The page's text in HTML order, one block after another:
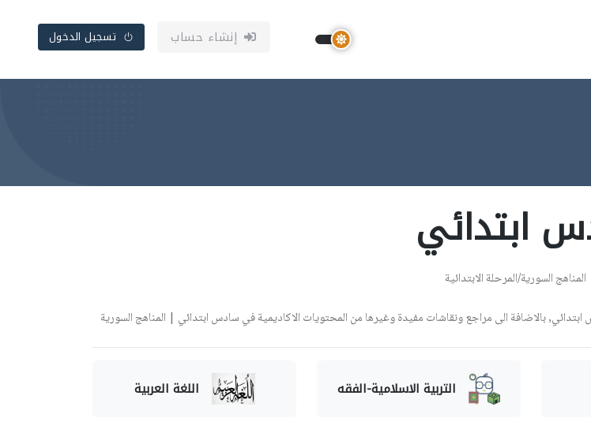
إنشاء حساب تسجيل الدخول
ابتدائي
المناهج السورية/المرحلة الابتدائية
بالاضافة الى مراجع ونقاشات مفيدة وغيرها من المحتويات الاكاديمية في سادس ابتدائي | المناهج السورية
التربية الاسلامية-الفقه اللغة العربية